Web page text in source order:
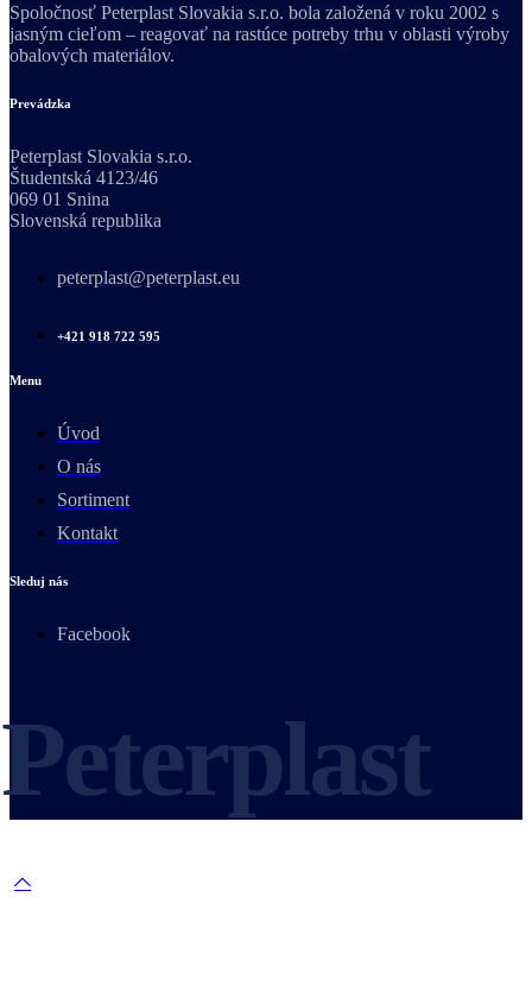
Spoločnosť Peterplast Slovakia s.r.o. bola založená v roku 2002 s
jasným cieľom – reagovať na rastúce potreby trhu v oblasti výroby
obalových materiálov.
Prevádzka
Peterplast Slovakia s.r.o.
Študentská 4123/46
069 01 Snina
Slovenská republika
peterplast@peterplast.eu
+421 918 722 595
Menu
Úvod
O nás
Sortiment
Kontakt
Sleduj nás
Facebook
Peterplast